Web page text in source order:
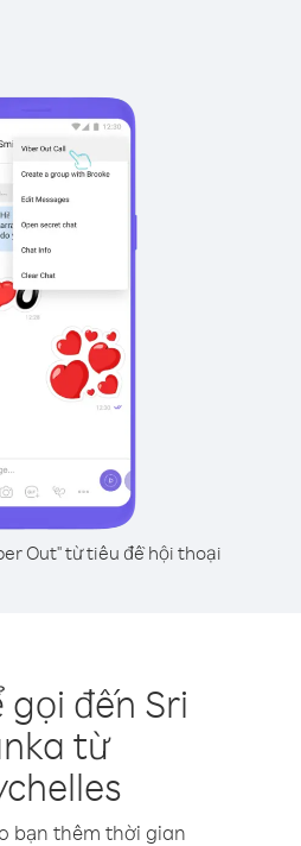
Out" từ tiêu đề hội thoại
gọi đến Sri
từ
bạn thêm thời gian